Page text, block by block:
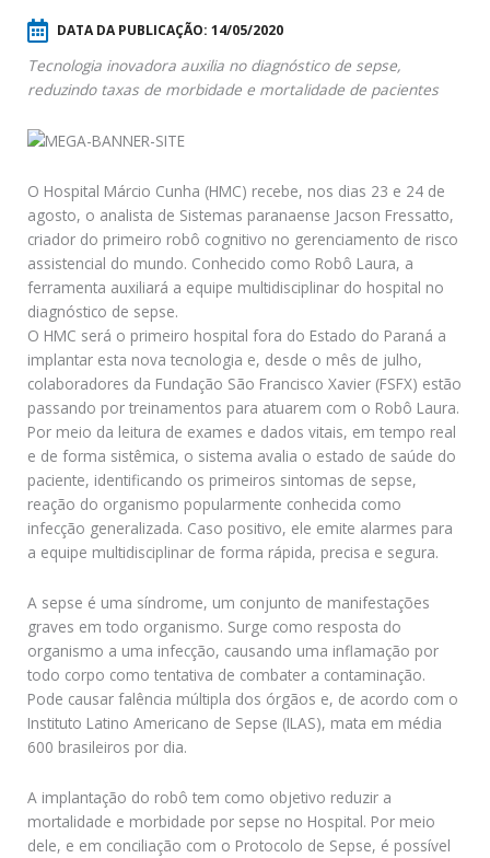
DATA DA PUBLICAÇÃO: 14/05/2020
Tecnologia inovadora auxilia no diagnóstico de sepse,
reduzindo taxas de morbidade e mortalidade de pacientes
O Hospital Márcio Cunha (HMC) recebe, nos dias 23 e 24 de
agosto, o analista de Sistemas paranaense Jacson Fressatto,
criador do primeiro robô cognitivo no gerenciamento de risco
assistencial do mundo. Conhecido como Robô Laura, a
ferramenta auxiliará a equipe multidisciplinar do hospital no
diagnóstico de sepse.
O HMC será o primeiro hospital fora do Estado do Paraná a
implantar esta nova tecnologia e, desde o mês de julho,
colaboradores da Fundação São Francisco Xavier (FSFX) estão
passando por treinamentos para atuarem com o Robô Laura.
Por meio da leitura de exames e dados vitais, em tempo real
e de forma sistêmica, o sistema avalia o estado de saúde do
paciente, identificando os primeiros sintomas de sepse,
reação do organismo popularmente conhecida como
infecção generalizada. Caso positivo, ele emite alarmes para
a equipe multidisciplinar de forma rápida, precisa e segura.
A sepse é uma síndrome, um conjunto de manifestações
graves em todo organismo. Surge como resposta do
organismo a uma infecção, causando uma inflamação por
todo corpo como tentativa de combater a contaminação.
Pode causar falência múltipla dos órgãos e, de acordo com o
Instituto Latino Americano de Sepse (ILAS), mata em média
600 brasileiros por dia.
A implantação do robô tem como objetivo reduzir a
mortalidade e morbidade por sepse no Hospital. Por meio
dele, e em conciliação com o Protocolo de Sepse, é possível